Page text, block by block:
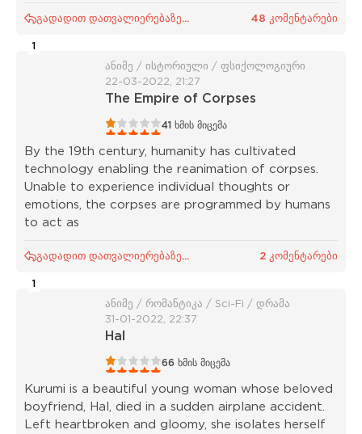
გადადით დათვალიერებაზე... 48 კომენტარები
1
ანიმე / ისტორიული / ფსიქოლოგიური
22-03-2022, 21:27
The Empire of Corpses
41 ხმის მიცემა
By the 19th century, humanity has cultivated
technology enabling the reanimation of corpses.
Unable to experience individual thoughts or
emotions, the corpses are programmed by humans
to act as
გადადით დათვალიერებაზე... 2 კომენტარები
1
ანიმე / რომანტიკა / Sci-Fi / დრამა
31-01-2022, 22:37
Hal
66 ხმის მიცემა
Kurumi is a beautiful young woman whose beloved
boyfriend, Hal, died in a sudden airplane accident.
Left heartbroken and gloomy, she isolates herself